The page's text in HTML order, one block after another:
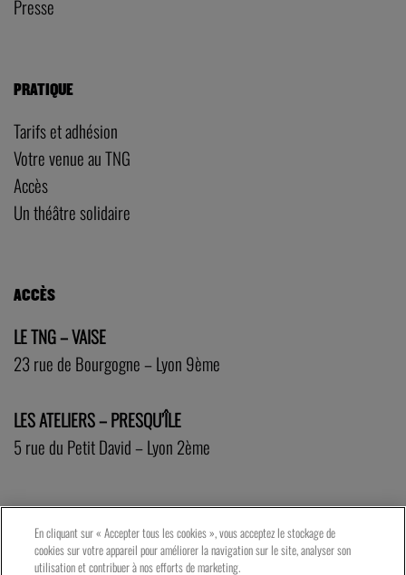
Presse
PRATIQUE
Tarifs et adhésion
Votre venue au TNG
Accès
Un théâtre solidaire
ACCÈS
LE TNG – VAISE
23 rue de Bourgogne – Lyon 9ème
LES ATELIERS – PRESQU’ÎLE
5 rue du Petit David – Lyon 2ème
En cliquant sur « Accepter tous les cookies », vous acceptez le stockage de
cookies sur votre appareil pour améliorer la navigation sur le site, analyser son
utilisation et contribuer à nos efforts de marketing.